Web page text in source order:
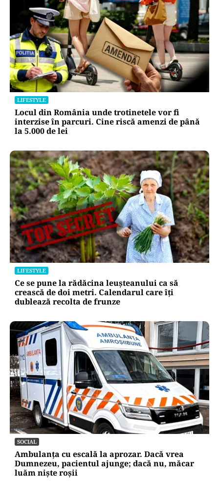
LIFESTYLE
Locul din România unde trotinetele vor fi
interzise în parcuri. Cine riscă amenzi de până
la 5.000 de lei
LIFESTYLE
Ce se pune la rădăcina leușteanului ca să
crească de doi metri. Calendarul care îți
dublează recolta de frunze
SOCIAL
Ambulanța cu escală la aprozar. Dacă vrea
Dumnezeu, pacientul ajunge; dacă nu, măcar
luăm niște roșii